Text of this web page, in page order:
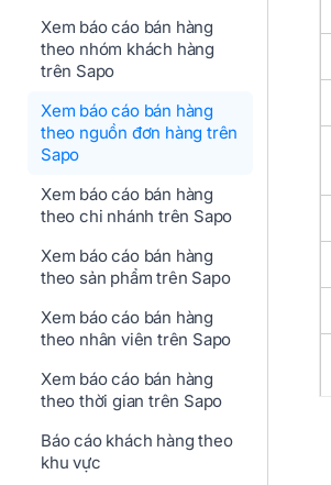
Xem báo cáo bán hàng
theo nhóm khách hàng
trên Sapo
Xem báo cáo bán hàng
theo nguồn đơn hàng trên
Sapo
Xem báo cáo bán hàng
theo chi nhánh trên Sapo
Xem báo cáo bán hàng
theo sản phẩm trên Sapo
Xem báo cáo bán hàng
theo nhân viên trên Sapo
Xem báo cáo bán hàng
theo thời gian trên Sapo
Báo cáo khách hàng theo
khu vực